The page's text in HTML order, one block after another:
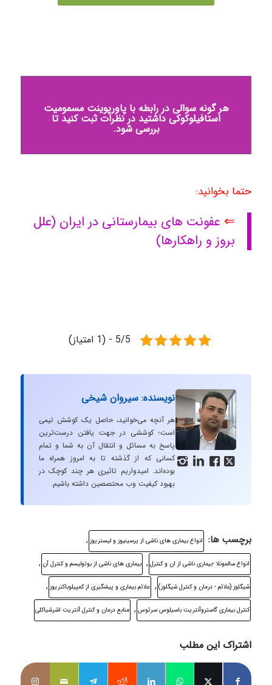
هر گونه سوالی در رابطه با پاورپوینت مسمومیت
استافیلوکوکی داشتید در نظرات ثبت کنید تا
بررسی شود.
حتما بخوانید:
⇐ عفونت های بیمارستانی در ایران (علل
بروز و راهکارها)
5/5 - (1 امتیاز)
   
نویسنده: سیروان شیخی
هر آنچه می‌خوانید، حاصل یک کوشش تیمی
است؛ کوششی در جهت یافتن درست‌ترین
پاسخ به مسائل و انتقال آن به شما و تمام
کسانی که از گذشته تا به امروز همراه ما
بوده‌اند. امیدواریم تاثیری هر چند کوچک در
بهبود کیفیت وب محتصصین داشته باشیم.
برچسب ها: انواع بیماری های ناشی از یرسینیوز و لیستریوز ,
انواع سالمونلا -بیماری ناشی از ان و کنترل , بیماری های ناشی از بوتولیسم و کنترل آن ,
شیگلوز (علائم - درمان و کنترل شیگلوز) , علائم بیماری و پیشگیری از کمپیلوباکتریوز ,
کنترل بیماری گاستروآنتریت باسیلوس سرئوس , منابع درمان و کنترل آنتریت اشرشیاکلی
اشتراک این مطلب